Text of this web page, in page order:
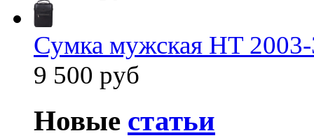
Сумка мужская HT
9 500 руб
Новые статьи